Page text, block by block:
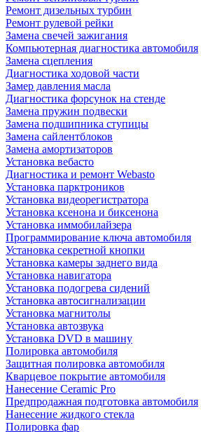
Ремонт дизельных турбин
Ремонт рулевой рейки
Замена свечей зажигания
Компьютерная диагностика автомобиля
Замена сцепления
Диагностика ходовой части
Замер давления масла
Диагностика форсунок на стенде
Замена пружин подвески
Замена подшипника ступицы
Замена сайлентблоков
Замена амортизаторов
Установка вебасто
Диагностика и ремонт Webasto
Установка парктроников
Установка видеорегистратора
Установка ксенона и биксенона
Установка иммобилайзера
Программирование ключа автомобиля
Установка секретной кнопки
Установка камеры заднего вида
Установка навигатора
Установка подогрева сидений
Установка автосигнализации
Установка магнитолы
Установка автозвука
Установка DVD в машину
Полировка автомобиля
Защитная полировка автомобиля
Кварцевое покрытие автомобиля
Нанесение Ceramic Pro
Предпродажная подготовка автомобиля
Нанесение жидкого стекла
Полировка фар